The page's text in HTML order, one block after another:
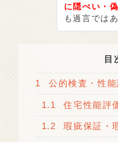
に隠ぺい・
も過言では
目
1 公的検査・性能
1.1 住宅性能評
1.2 瑕疵保証・